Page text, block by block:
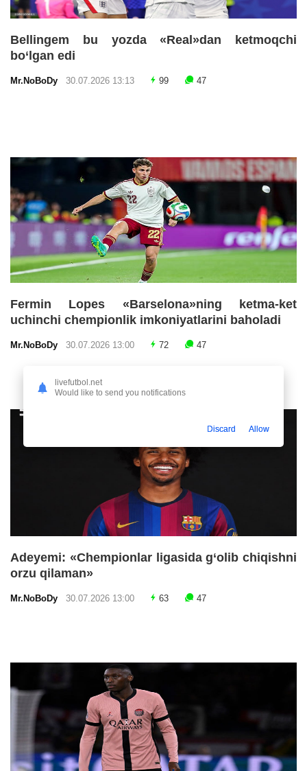
Bellingem bu yozda «Real»dan ketmoqchi
bo‘lgan edi
Mr.NoBoDy 30.07.2026 13:13 99 47
Fermin Lopes «Barselona»ning ketma-ket
uchinchi chempionlik imkoniyatlarini baholadi
Mr.NoBoDy 30.07.2026 13:00 72 47
Adeyemi: «Chempionlar ligasida g‘olib chiqishni
orzu qilaman»
Mr.NoBoDy 30.07.2026 13:00 63 47
livefutbol.net
Would like to send you notifications
Discard Allow